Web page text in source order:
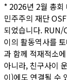
* 2026년 2월 총회
민주주의 재단
되었습니다. RUN/
이의 활동역사를
과 함께 적재적소
아니라, 친구사이
이)에도 연결될 수